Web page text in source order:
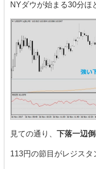
NYダウが始まる30分ほ
見ての通り、 下落一辺倒
113円の節目がレジスタ